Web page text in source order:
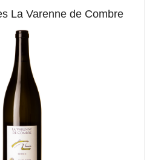
La Varenne de Combre